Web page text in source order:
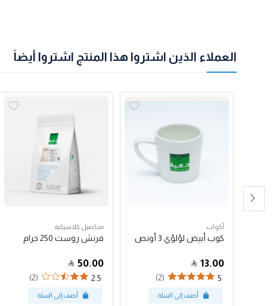
العملاء الذين اشتروا هذا المنتج اشتروا أيضاً
أكواب
كوب أبيض لؤلؤي 3 أونص
13.00
5
(2)
محاصيل كلاسيكية
فرنش روست 250 جرام
50.00
2.5
(2)